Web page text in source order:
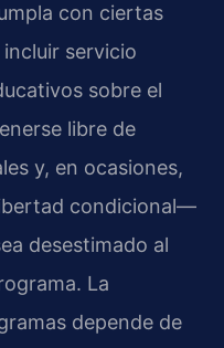
con ciertas
servicio
sobre el
libre de
y, en ocasiones,
condicional—
desestimado al
La
depende de